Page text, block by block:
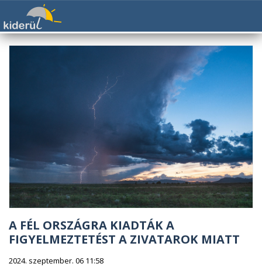
A FÉL ORSZÁGRA KIADTÁK A
FIGYELMEZTETÉST A ZIVATAROK MIATT
2024. szeptember. 06 11:58